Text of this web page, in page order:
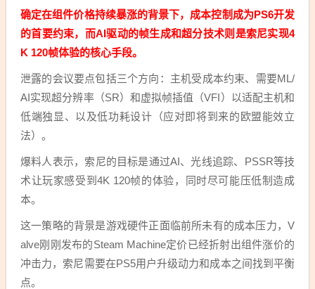
确定在组件价格持续暴涨的背景下，成本控制成为PS6开发
的首要约束，而AI驱动的帧生成和超分技术则是索尼实现4
K 120帧体验的核心手段。
泄露的会议要点包括三个方向：主机受成本约束、需要ML/
AI实现超分辨率（SR）和虚拟帧插值（VFI）以适配主机和
低端独显、以及低功耗设计（应对即将到来的欧盟能效立
法）。
爆料人表示，索尼的目标是通过AI、光线追踪、PSSR等技
术让玩家感受到4K 120帧的体验，同时尽可能压低制造成
本。
这一策略的背景是游戏硬件正面临前所未有的成本压力，V
alve刚刚发布的Steam Machine定价已经折射出组件涨价的
冲击力，索尼需要在PS5用户升级动力和成本之间找到平衡
点。